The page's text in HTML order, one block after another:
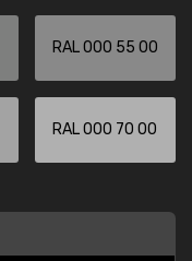
RAL 000 55 00
RAL 000 70 00